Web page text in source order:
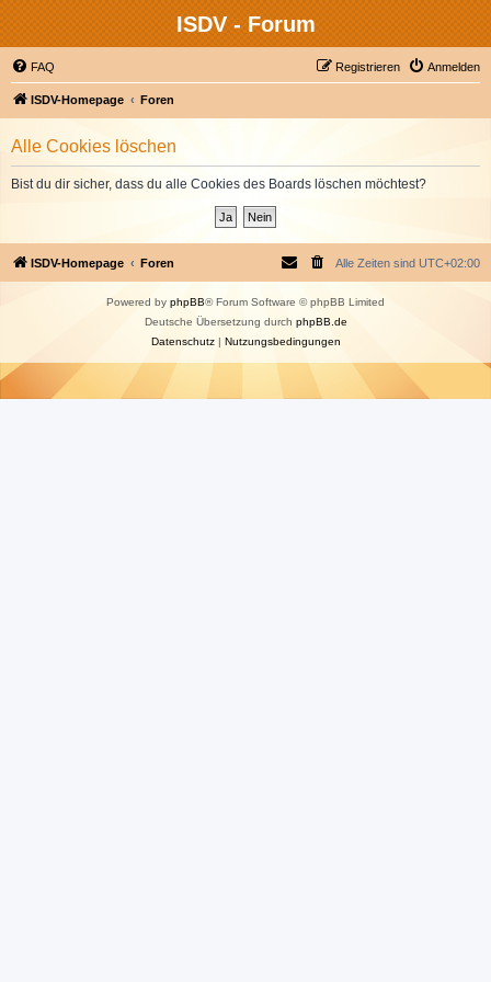
ISDV - Forum
FAQ Anmelden
Registrieren
ISDV-Homepage Foren
Alle Cookies löschen
Bist du dir sicher, dass du alle Cookies des Boards löschen möchtest?
ISDV-Homepage Foren Alle Zeiten sind UTC+02:00
Powered by phpBB® Forum Software © phpBB Limited
Deutsche Übersetzung durch phpBB.de
Datenschutz| Nutzungsbedingungen